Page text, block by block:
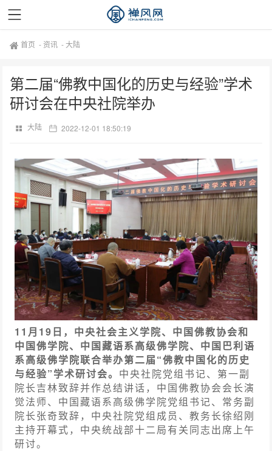
首页 - 资讯 -大陆
第二届“佛教中国化的历史与经验”学术
研讨会在中央社院举办
大陆 2022-12-01 18:50:19
11月19日，中央社会主义学院、中国佛教协会和
中国佛学院、中国藏语系高级佛学院、中国巴利语
系高级佛学院联合举办第二届“佛教中国化的历史
与经验”学术研讨会。 中央社院党组书记、第一副
院长吉林致辞并作总结讲话，中国佛教协会会长演
觉法师、中国藏语系高级佛学院党组书记、常务副
院长张奇致辞，中央社院党组成员、教务长徐绍刚
主持开幕式，中央统战部十二局有关同志出席上午
研讨。